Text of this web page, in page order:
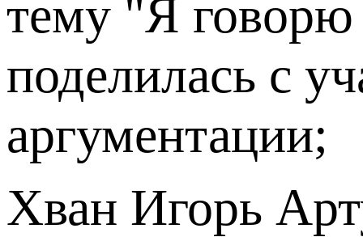
тему "Я
поделилась с
аргументации;
Хван Игорь